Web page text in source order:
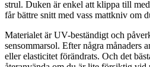
strul. Duken är enkel att klippa till
får bättre snitt med vass mattkniv om
Materialet är UV-beständigt och
sensommarsol. Efter några månaders
eller elasticitet förändrats. Och det